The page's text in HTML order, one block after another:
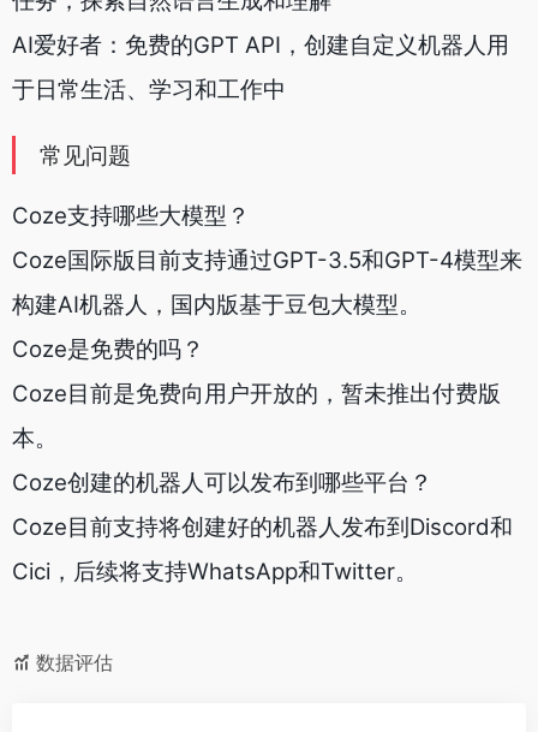
AI爱好者：免费的GPT API，创建自定义机器人用
于日常生活、学习和工作中
常见问题
Coze支持哪些大模型？
Coze国际版目前支持通过GPT-3.5和GPT-4模型来
构建AI机器人，国内版基于豆包大模型。
Coze是免费的吗？
Coze目前是免费向用户开放的，暂未推出付费版
本。
Coze创建的机器人可以发布到哪些平台？
Coze目前支持将创建好的机器人发布到Discord和
Cici，后续将支持WhatsApp和Twitter。
数据评估